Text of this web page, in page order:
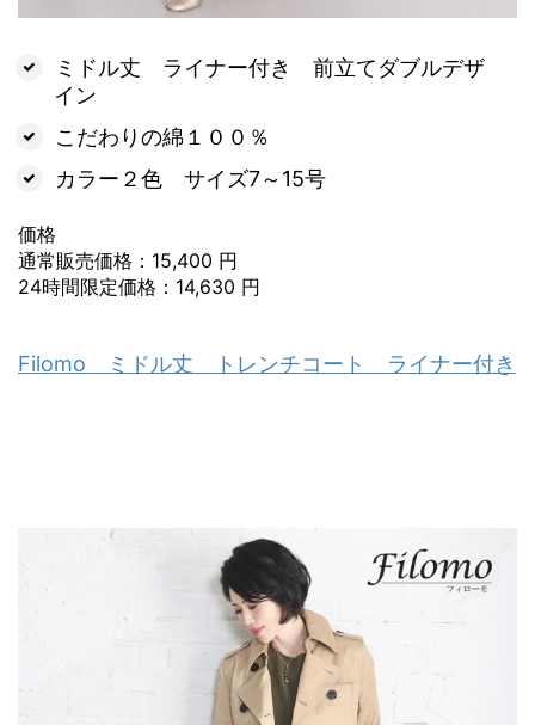
ミドル丈 ライナー付き 前立てダブルデザ
イン
こだわりの綿１００％
カラー２色 サイズ7～15号
価格
通常販売価格：15,400 円
24時間限定価格：14,630 円
Filomo ミドル丈 トレンチコート ライナー付き